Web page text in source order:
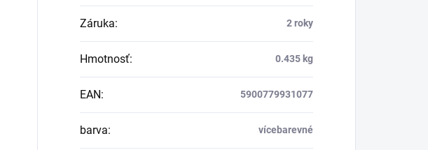
Záruka: 2 roky
Hmotnosť: 0.435 kg
EAN: 5900779931077
barva: vícebarevné